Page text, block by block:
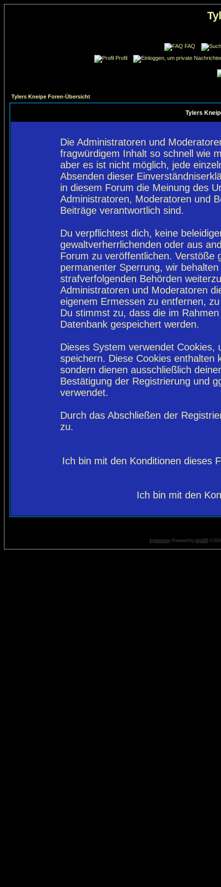
FAQ
Profil
Tylers Kneipe Foren-Übersicht
Tylers
Die Administratoren und
fragwürdigem Inhalt so schnell wie
aber es ist nicht möglich, jede
Absenden dieser
in diesem Forum die Meinung des
Administratoren, Moderatoren und
Beiträge verantwortlich sind.
Du verpflichtest dich, keine
gewaltverherrlichenden oder aus
Forum zu veröffentlichen. Verstöße
permanenter Sperrung, wir
strafverfolgenden Behörden
Administratoren und Moderatoren
eigenem Ermessen zu entfernen,
Du stimmst zu, dass die im
Datenbank gespeichert werden.
Dieses System verwendet
speichern. Diese Cookies enthalten
sondern dienen ausschließlich
Bestätigung der Registrierung und
verwendet.
Durch das Abschließen der
zu.
Ich bin mit den Konditionen dieses
Ich bin mit den
Impressum. Powered byphpBB©